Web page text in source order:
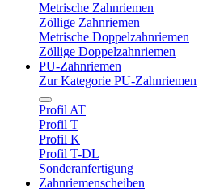
Metrische Zahnriemen
Zöllige Zahnriemen
Metrische Doppelzahnriemen
Zöllige Doppelzahnriemen
PU-Zahnriemen
Zur Kategorie PU-Zahnriemen
Profil AT
Profil T
Profil K
Profil T-DL
Sonderanfertigung
Zahnriemenscheiben